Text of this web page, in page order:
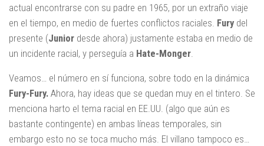
actual encontrarse con su padre en 1965, por un extraño viaje
en el tiempo, en medio de fuertes conflictos raciales. Fury del
presente (Junior desde ahora) justamente estaba en medio de
un incidente racial, y perseguía a Hate-Monger
Veamos… el número en sí funciona, sobre todo en la dinámica
Fury-Fury. Ahora, hay ideas que se quedan muy en el tintero. Se
menciona harto el tema racial en EE.UU. (algo que aún es
bastante contingente) en ambas líneas temporales, sin
embargo esto no se toca mucho más. El villano tampoco es…